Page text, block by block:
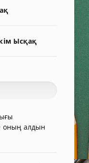
Ысқақ
оның алдын